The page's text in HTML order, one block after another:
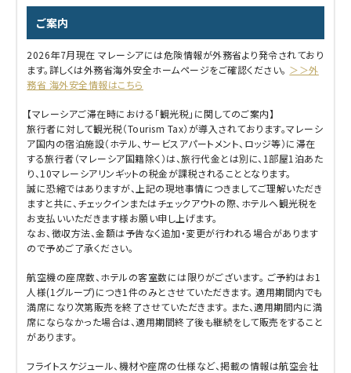
ご案内
2026年7月現在 マレーシアには危険情報が外務省より発令されており
ます。詳しくは外務省海外安全ホームページをご確認ください。 ＞＞外
務省 海外安全情報はこちら
【マレーシアご滞在時における「観光税」に関してのご案内】
旅行者に対して観光税（Tourism Tax）が導入されております。マレーシ
ア国内の宿泊施設（ホテル、サービスアパートメント、ロッジ等）に滞在
する旅行者（マレーシア国籍除く）は、旅行代金とは別に、1部屋1泊あた
り、10マレーシアリンギットの税金が課税されることとなります。
誠に恐縮ではありますが、上記の現地事情につきましてご理解いただき
ますと共に、チェックインまたはチェックアウトの際、ホテルへ観光税を
お支払いいただきます様お願い申し上げます。
なお、徴収方法、金額は予告なく追加・変更が行われる場合があります
ので予めご了承ください。
航空機の座席数、ホテルの客室数には限りがございます。 ご予約はお1
人様(1グループ)につき1件のみとさせていただきます。 適用期間内でも
満席になり次第販売を終了させていただきます。 また、適用期間内に満
席にならなかった場合は、適用期間終了後も継続をして販売をすること
があります。
フライトスケジュール、機材や座席の仕様など、掲載の情報は航空会社